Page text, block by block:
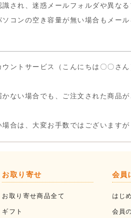
され、迷惑メールフォルダや異な
コンの空き容量が無い場合もメー
ントサービス（こんにちは〇〇さ
ない場合でも、ご注文された商品
合は、大変お手数ではございますが
お取り寄せ
お取り寄せ商品全て
ギフト
会員
はじ
会員